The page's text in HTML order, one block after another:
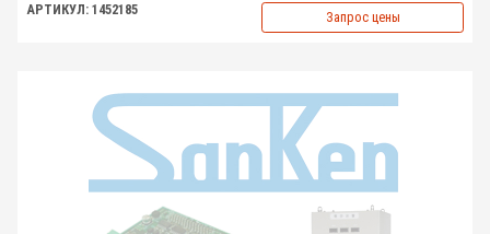
АРТИКУЛ: 1452185 Запрос цены